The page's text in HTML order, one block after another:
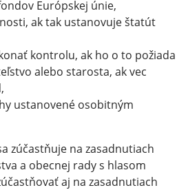
Európskej únie,
ak tak ustanovuje štatút
kontrolu, ak ho o to požiada
alebo starosta, ak vec
ustanovené osobitným
zúčastňuje na zasadnutiach
a obecnej rady s hlasom
aj na zasadnutiach